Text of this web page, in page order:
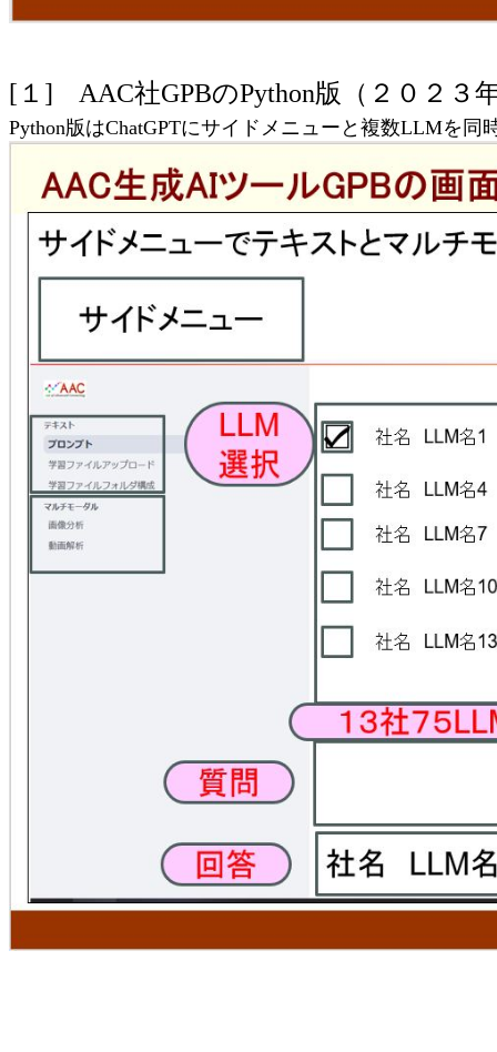
[１] AAC社GPBのPython版（２０２３
Python版はChatGPTにサイドメニューと複数LLMを同